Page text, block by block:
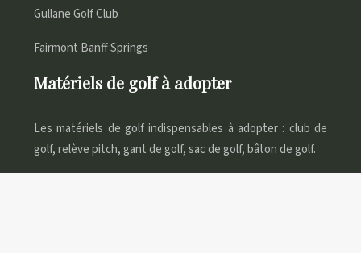
Gullane Golf Club
Fairmont Banff Springs
Matériels de golf à adopter
Les matériels de golf indispensables à adopter : club de
golf, relève pitch, gant de golf, sac de golf, bâton de golf.